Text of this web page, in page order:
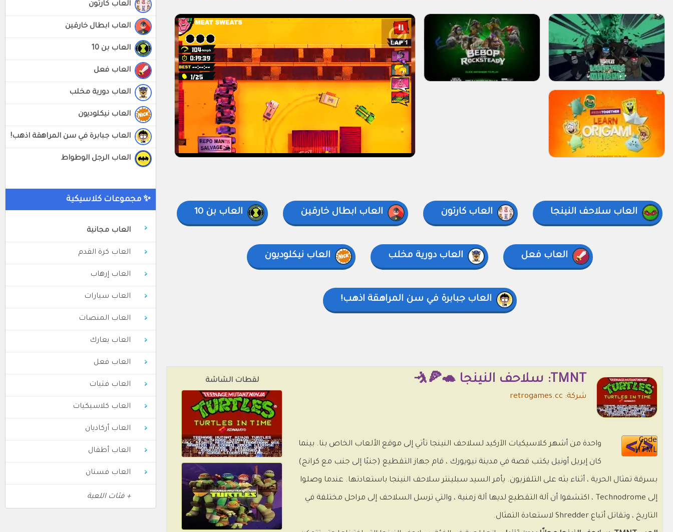
العاب كارتون
العاب ابطال خارقين
العاب بن 10
العاب فعل
العاب دورية مخلب
العاب نيكلوديون
العاب جبابرة في سن المراهقة اذهب!
العاب الرجل الوطواط
✨ مجموعات كلاسيكية
العاب مجانية
العاب كرة القدم
العاب إرهاب
العاب سيارات
العاب المنصات
العاب يعارك
العاب فعل
العاب فتيات
العاب كلاسيكيات
العاب أركاديان
العاب أطفال
العاب فستان
+ فئات اللعبة
العاب سلاحف النينجا العاب كارتون العاب ابطال خارقين العاب بن 10
العاب فعل العاب دورية مخلب العاب نيكلوديون
العاب جبابرة في سن المراهقة اذهب!
لقطات الشاشة TMNT: سلاحف النينجا 🐢🍕🤺
شركة: retrogames.cc
Code
HTML
واحدة من أشهر كلاسيكيات الآركيد لسلاحف النينجا تأتي إلى موقع الألعاب الخاص بنا. بينما
كان إبريل أونيل يكتب قصة في مدينة نيويورك ، قام جهاز التقطيع (جنبًا إلى جنب مع كرانج)
بسرقة تمثال الحرية ، أثناء بثه على التلفزيون. يأمر السيد سبلينتر سلاحف النينجا باستعادتها. عندما وصلوا
إلى Technodrome ، اكتشفوا أن آلة التقطيع لديها آلة زمنية ، والتي ترسل السلاحف إلى مراحل مختلفة في
التاريخ ، وتقاتل أتباع Shredder لاستعادة التمثال.